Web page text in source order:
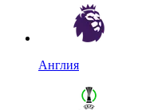
Англия